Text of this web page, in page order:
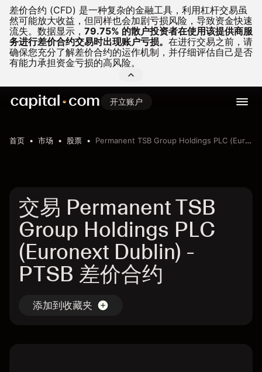
差价合约 (CFD) 是一种复杂的金融工具，利用杠杆交易虽
然可能放大收益，但同样也会加剧亏损风险，导致资金快速
流失。 数据显示， 79.75% 的散户投资者在使用该提供商服
务进行差价合约交易时出现账户亏损。 在进行交易之前，请
确保您充分了解差价合约的运作机制，并仔细评估自己是否
有能力承担资金亏损的高风险。
开立账户
首页 市场 股票 Permanent TSB Group Holdings PLC (Euronext Dublin)
交易 Permanent TSB
Group Holdings PLC
(Euronext Dublin) -
PTSB 差价合约
添加到收藏夹